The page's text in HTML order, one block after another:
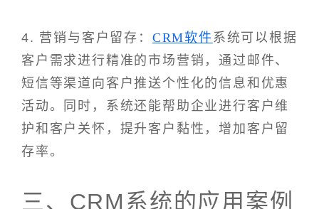
4. 营销与客户留存： CRM软件 系统可以根据
客户需求进行精准的市场营销，通过邮件、
短信等渠道向客户推送个性化的信息和优惠
活动。同时，系统还能帮助企业进行客户维
护和客户关怀，提升客户黏性，增加客户留
存率。
三、CRM系统的应用案例